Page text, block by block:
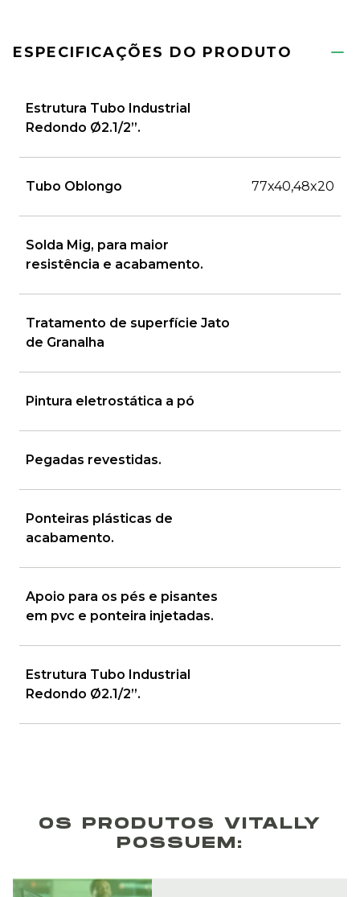
ESPECIFICAÇÕES DO PRODUTO
Estrutura Tubo Industrial
Redondo Ø2.1/2”.
Tubo Oblongo 77x40,48x20
Solda Mig, para maior
resistência e acabamento.
Tratamento de superfície Jato
de Granalha
Pintura eletrostática a pó
Pegadas revestidas.
Ponteiras plásticas de
acabamento.
Apoio para os pés e pisantes
em pvc e ponteira injetadas.
Estrutura Tubo Industrial
Redondo Ø2.1/2”.
OS PRODUTOS VITALLY
POSSUEM: